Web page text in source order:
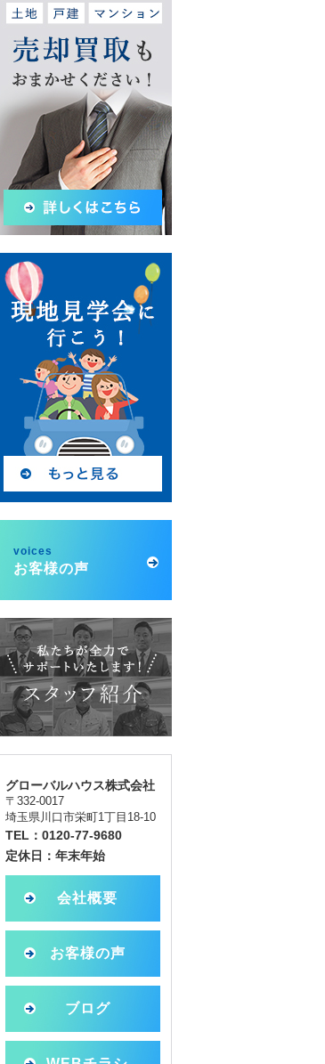
voices
お客様の声
グローバルハウス株式会社
〒332-0017
埼玉県川口市栄町1丁目18-10
TEL：0120-77-9680
定休日：年末年始
会社概要
お客様の声
ブログ